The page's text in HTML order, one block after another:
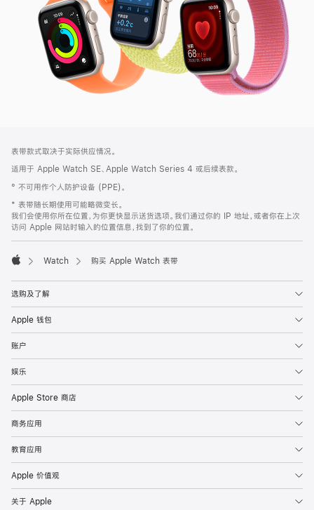
页
页
脚
注
表带款式取决于实际供应情况。
适用于 Apple Watch SE、Apple Watch Series 4 或后续表款。
° 不可用作个人防护设备 (PPE)。
* 表带随长期使用可能略微变长。
我们会使用你所在位置，为你更快显示送货选项。我们通过你的 IP 地址，或者你在上次
访问 Apple 网站时输入的位置信息，找到了你的位置。
Watch 购买 Apple Watch 表带
选购及了解
Apple 钱包
账户
娱乐
Apple Store 商店
商务应用
教育应用
Apple 价值观
关于 Apple